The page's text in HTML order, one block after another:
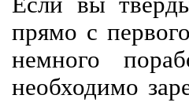
прямо с
немного
необходимо